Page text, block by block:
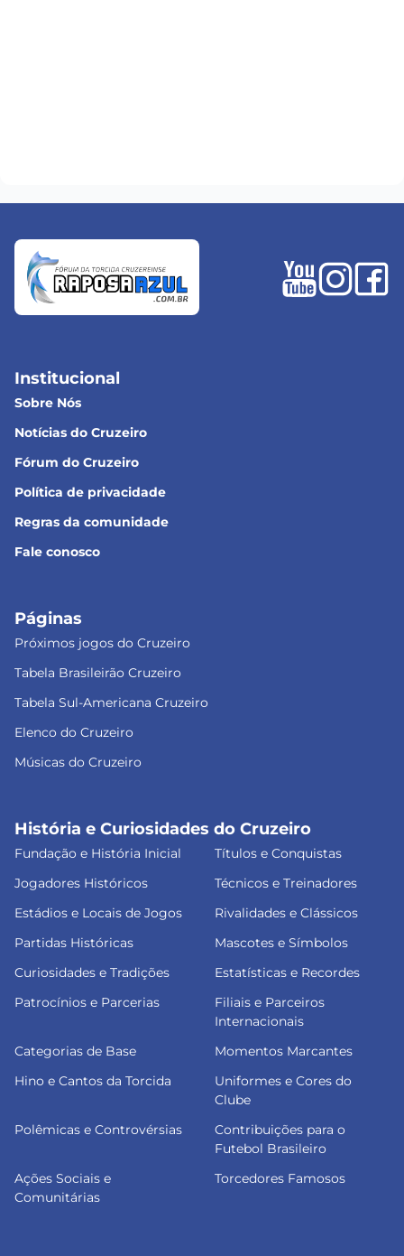
Institucional
Sobre Nós
Notícias do Cruzeiro
Fórum do Cruzeiro
Política de privacidade
Regras da comunidade
Fale conosco
Páginas
Próximos jogos do Cruzeiro
Tabela Brasileirão Cruzeiro
Tabela Sul-Americana Cruzeiro
Elenco do Cruzeiro
Músicas do Cruzeiro
História e Curiosidades do Cruzeiro
Fundação e História Inicial
Títulos e Conquistas
Jogadores Históricos
Técnicos e Treinadores
Estádios e Locais de Jogos
Rivalidades e Clássicos
Partidas Históricas
Mascotes e Símbolos
Curiosidades e Tradições
Estatísticas e Recordes
Patrocínios e Parcerias
Filiais e Parceiros
Internacionais
Categorias de Base
Momentos Marcantes
Hino e Cantos da Torcida
Uniformes e Cores do
Clube
Polêmicas e Controvérsias
Contribuições para o
Futebol Brasileiro
Ações Sociais e
Comunitárias
Torcedores Famosos